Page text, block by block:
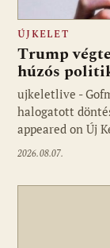
Fotó: ujkelet.live
ÚJKELET
Trump
húzós
ujkeletlive -
halogatott
appeared on Új
2026.08.07.